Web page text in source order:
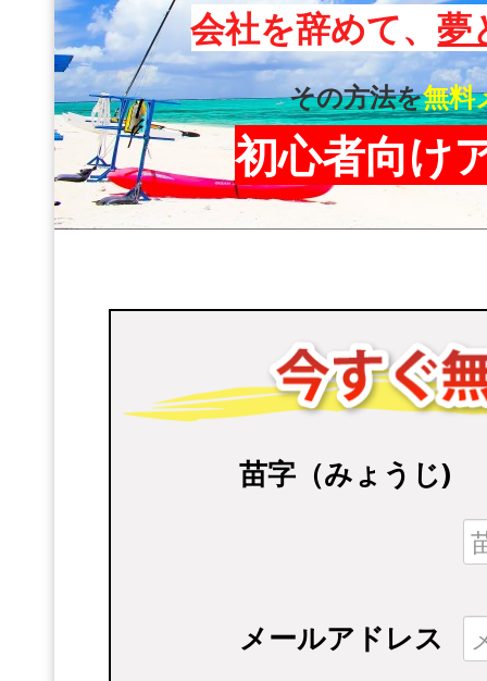
会社を辞めて、夢
その方法を無料
初心者向け
苗字（みょうじ)
メールアドレス